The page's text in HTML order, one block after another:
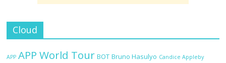
Cloud
APP APP World Tour BOT Bruno Hasulyo Candice Appleby